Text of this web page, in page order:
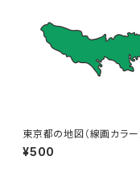
東京都の地図（線画カラー
ラスト
¥500